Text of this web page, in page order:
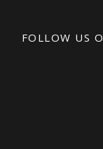
FOLLOW US